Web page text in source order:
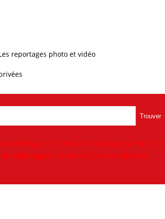
reportages photo et vidéo
Trouver
& numériser une large gamme de
reportages ou encore faire vos photos